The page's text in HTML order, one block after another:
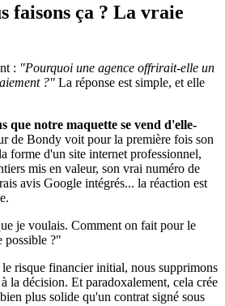
faisons ça ? La vraie
: "Pourquoi une agence offrirait-elle un
?" La réponse est simple, et elle
que notre maquette se vend d'elle-
de Bondy voit pour la première fois son
forme d'un site internet professionnel,
mis en valeur, son vrai numéro de
avis Google intégrés... la réaction est
je voulais. Comment on fait pour le
possible ?"
risque financier initial, nous supprimons
la décision. Et paradoxalement, cela crée
plus solide qu'un contrat signé sous